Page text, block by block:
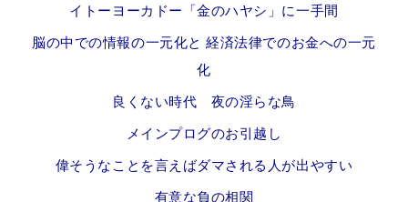
イトーヨーカドー「金のハヤシ」に一手間
脳の中での情報の一元化と 経済法律でのお金への一元
化
良くない時代 夜の淫らな鳥
メインプログのお引越し
偉そうなことを言えばダマされる人が出やすい
有意な負の相関